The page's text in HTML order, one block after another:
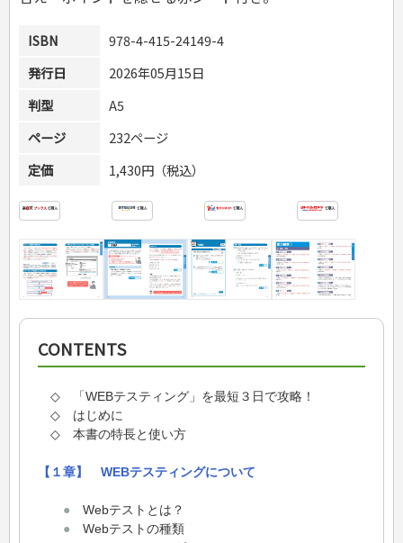
ISBN
978-4-415-24149-4
発行日
2026年05月15日
判型
A5
ページ
232ページ
定価
1,430円（税込）
CONTENTS
◇ 「WEBテスティング」を最短３日で攻略！
◇ はじめに
◇ 本書の特長と使い方
【１章】 WEBテスティングについて
● Webテストとは？
● Webテストの種類